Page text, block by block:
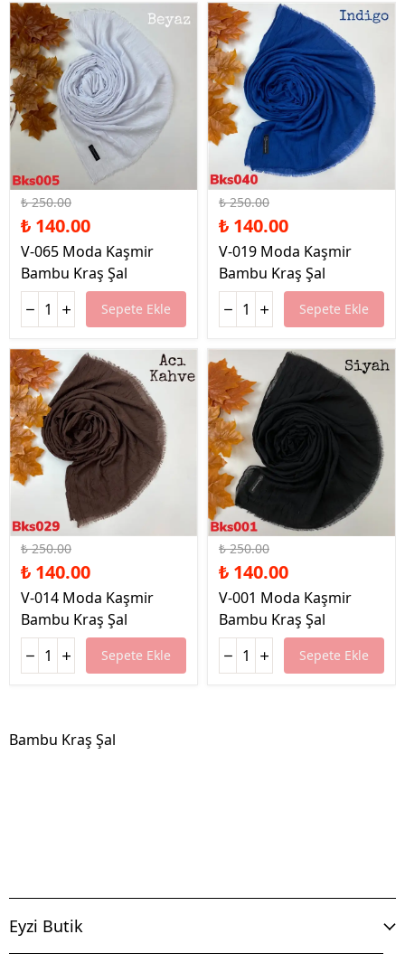
%44 İndirim
₺ 250.00
₺ 140.00
V-065 Moda Kaşmir
Bambu Kraş Şal
Sepete Ekle
%44 İndirim
₺ 250.00
₺ 140.00
V-019 Moda Kaşmir
Bambu Kraş Şal
Sepete Ekle
%44 İndirim
₺ 250.00
₺ 140.00
V-014 Moda Kaşmir
Bambu Kraş Şal
Sepete Ekle
%44 İndirim
₺ 250.00
₺ 140.00
V-001 Moda Kaşmir
Bambu Kraş Şal
Sepete Ekle
Bambu Kraş Şal
Eyzi Butik